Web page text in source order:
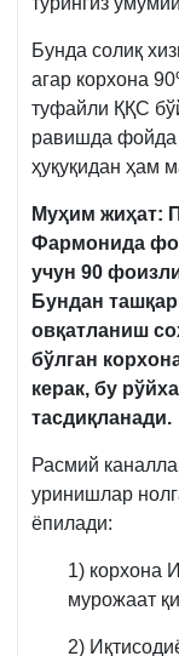
Бунда солиқ
агар корхона
туфайли ҚҚС
равишда фойда
ҳуқуқидан ҳам
Муҳим жиҳат:
Фармонида
учун 90
Бундан
овқатланиш
бўлган
керак, бу
тасдиқланади.
Расмий
уринишлар
ёпилади:
1) корхона
мурожаат
2)